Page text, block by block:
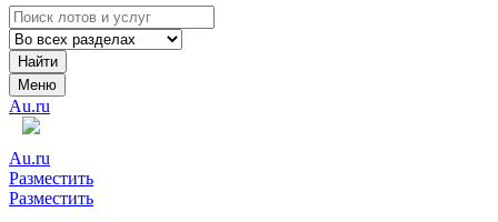
Найти
Меню
Au.ru
Au.ru
Разместить
Разместить